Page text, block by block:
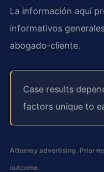
La información aquí
informativos
abogado-cliente.
Case results
factors unique to
Attorney advertising. Prior
outcome.